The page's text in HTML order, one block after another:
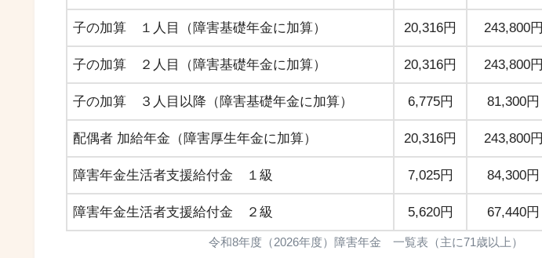
子の加算 １人目（障害基礎年金に加算） 20,316円 243,800円
子の加算 ２人目（障害基礎年金に加算） 20,316円 243,800円
子の加算 ３人目以降（障害基礎年金に加算） 6,775円 81,300円
配偶者 加給年金（障害厚生年金に加算） 20,316円 243,800円
障害年金生活者支援給付金 １級 7,025円 84,300円
障害年金生活者支援給付金 ２級 5,620円 67,440円
令和8年度（2026年度）障害年金 一覧表（主に71歳以上）